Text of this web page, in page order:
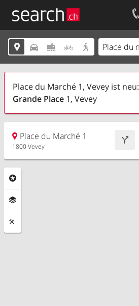
    
Place du Marché 1, Vevey ist neu:
Grande Place 1, Vevey
Place du Marché 1
1800 Vevey
Ihr Eintrag
Kundencenter Geschäftskunden